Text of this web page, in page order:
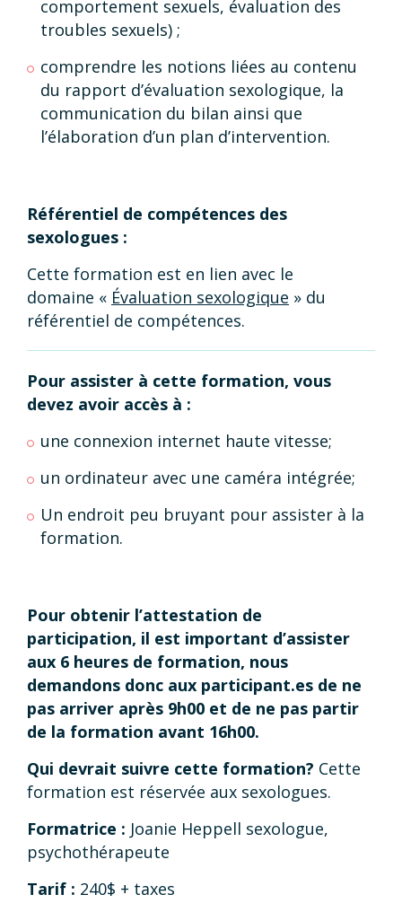
comportement sexuels, évaluation des
troubles sexuels) ;
comprendre les notions liées au contenu
du rapport d’évaluation sexologique, la
communication du bilan ainsi que
l’élaboration d’un plan d’intervention.
Référentiel de compétences des
sexologues :
Cette formation est en lien avec le
domaine « Évaluation sexologique » du
référentiel de compétences.
Pour assister à cette formation, vous
devez avoir accès à :
une connexion internet haute vitesse;
un ordinateur avec une caméra intégrée;
Un endroit peu bruyant pour assister à la
formation.
Pour obtenir l’attestation de
participation, il est important d’assister
aux 6 heures de formation, nous
demandons donc aux participant.es de ne
pas arriver après 9h00 et de ne pas partir
de la formation avant 16h00.
Qui devrait suivre cette formation? Cette
formation est réservée aux sexologues.
Formatrice : Joanie Heppell sexologue,
psychothérapeute
Tarif : 240$ + taxes